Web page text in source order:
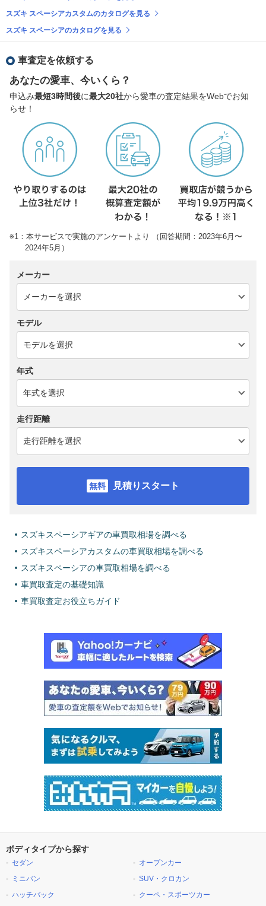
スズキ スペーシアカスタムのカタログを見る
スズキ スペーシアのカタログを見る
車査定を依頼する
あなたの愛車、今いくら？
申込み最短3時間後に最大20社から愛車の査定結果をWebでお知
らせ！
※1：本サービスで実施のアンケートより （回答期間：2023年6月〜
2024年5月）
メーカー
モデル
年式
走行距離
見積りスタート
スズキスペーシアギアの車買取相場を調べる
スズキスペーシアカスタムの車買取相場を調べる
スズキスペーシアの車買取相場を調べる
車買取査定の基礎知識
車買取査定お役立ちガイド
ボディタイプから探す
セダン
ミニバン
ハッチバック
オープンカー
SUV・クロカン
クーペ・スポーツカー